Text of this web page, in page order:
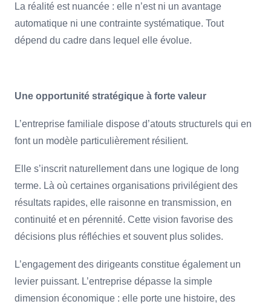
La réalité est nuancée : elle n’est ni un avantage
automatique ni une contrainte systématique. Tout
dépend du cadre dans lequel elle évolue.
Une opportunité stratégique à forte valeur
L’entreprise familiale dispose d’atouts structurels qui en
font un modèle particulièrement résilient.
Elle s’inscrit naturellement dans une logique de long
terme. Là où certaines organisations privilégient des
résultats rapides, elle raisonne en transmission, en
continuité et en pérennité. Cette vision favorise des
décisions plus réfléchies et souvent plus solides.
L’engagement des dirigeants constitue également un
levier puissant. L’entreprise dépasse la simple
dimension économique : elle porte une histoire, des